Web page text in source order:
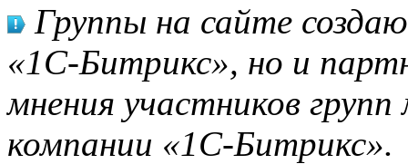
Группы на сайте
«1С-Битрикс», но и
мнения участников
компании «1С-Битрикс».